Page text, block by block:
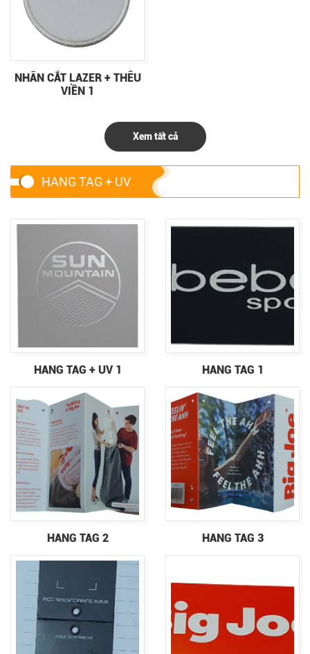
NHÃN CẮT LAZER + THÊU
VIỀN 1
Xem tất cả
HANG TAG + UV
HANG TAG + UV 1 HANG TAG 1
HANG TAG 2 HANG TAG 3